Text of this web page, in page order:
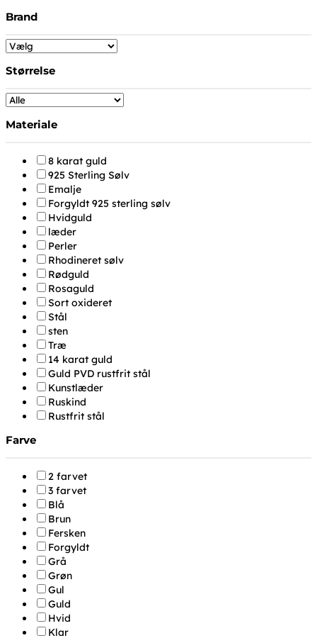
Brand
Størrelse
Materiale
8 karat guld
925 Sterling Sølv
Emalje
Forgyldt 925 sterling sølv
Hvidguld
læder
Perler
Rhodineret sølv
Rødguld
Rosaguld
Sort oxideret
Stål
sten
Træ
14 karat guld
Guld PVD rustfrit stål
Kunstlæder
Ruskind
Rustfrit stål
Farve
2 farvet
3 farvet
Blå
Brun
Fersken
Forgyldt
Grå
Grøn
Gul
Guld
Hvid
Klar